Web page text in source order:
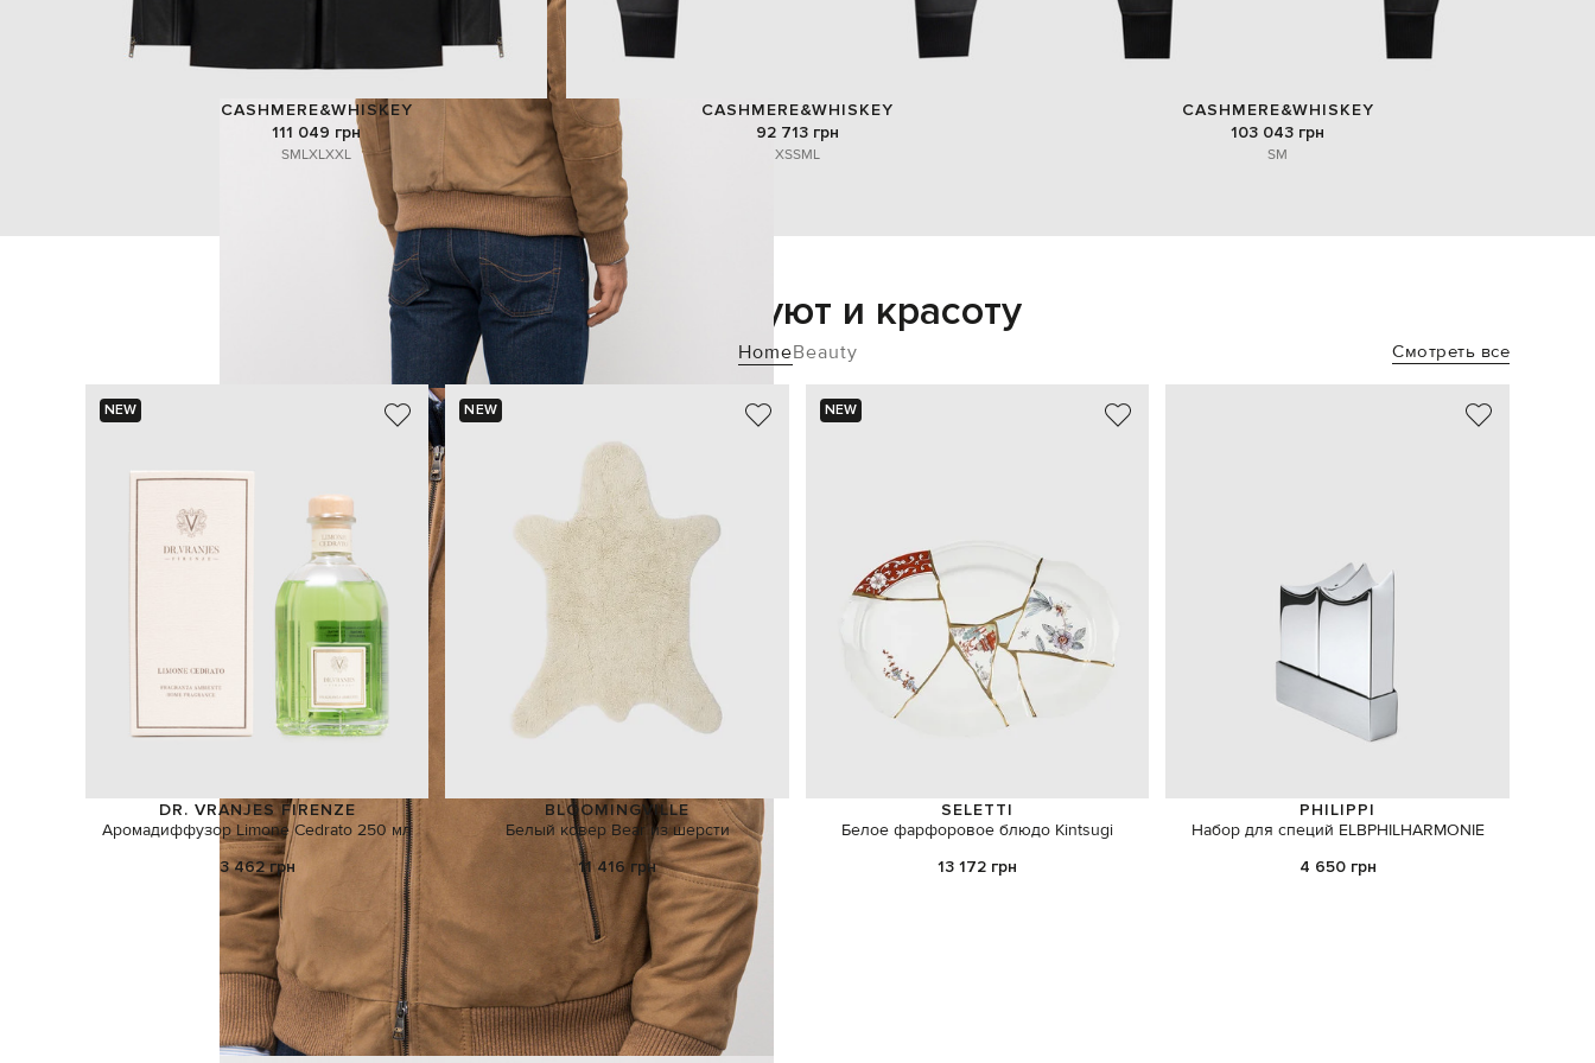
CASHMERE&WHISKEY
111 049 грн
SMLXLXXL
CASHMERE&WHISKEY
92 713 грн
XSSML
CASHMERE&WHISKEY
103 043 грн
SM
Добавьте уют и красоту
HomeBeauty Смотреть все
NEW
DR. VRANJES FIRENZE
Аромадиффузор Limone Cedrato 250 мл
3 462 грн
NEW
BLOOMINGVILLE
Белый ковер Bear из шерсти
11 416 грн
NEW
SELETTI
Белое фарфоровое блюдо Kintsugi
13 172 грн
PHILIPPI
Набор для специй ELBPHILHARMONIE
4 650 грн